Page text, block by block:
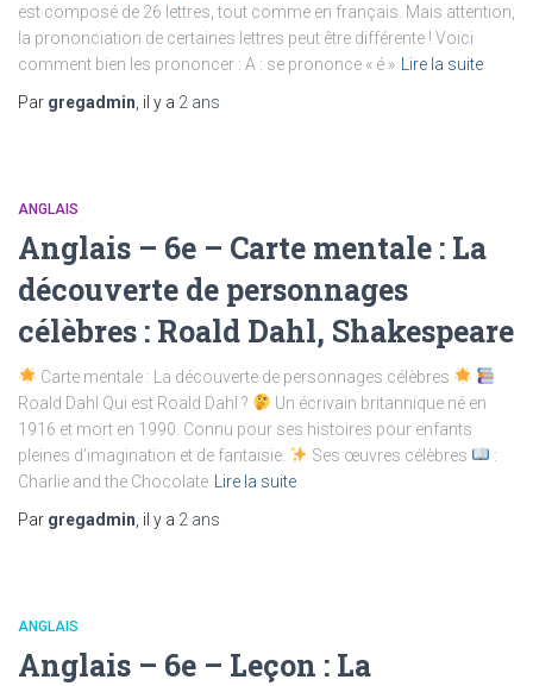
est composé de 26 lettres, tout comme en français. Mais attention,
la prononciation de certaines lettres peut être différente ! Voici
comment bien les prononcer : A : se prononce « é »
Lire la suite
Par gregadmin , il y a 2 ans
ANGLAIS
Anglais – 6e – Carte mentale : La
découverte de personnages
célèbres : Roald Dahl, Shakespeare
Carte mentale : La découverte de personnages célèbres
Roald Dahl Qui est Roald Dahl ?
Un écrivain britannique né en
1916 et mort en 1990. Connu pour ses histoires pour enfants
pleines d’imagination et de fantaisie.
Ses œuvres célèbres
:
Charlie and the Chocolate
Lire la suite
Par gregadmin , il y a 2 ans
ANGLAIS
Anglais – 6e – Leçon : La